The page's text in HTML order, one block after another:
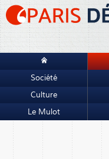
Société
Culture
Le Mulot